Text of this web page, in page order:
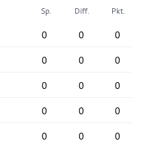
Sp. Diff. Pkt.
0 0 0
0 0 0
0 0 0
0 0 0
0 0 0